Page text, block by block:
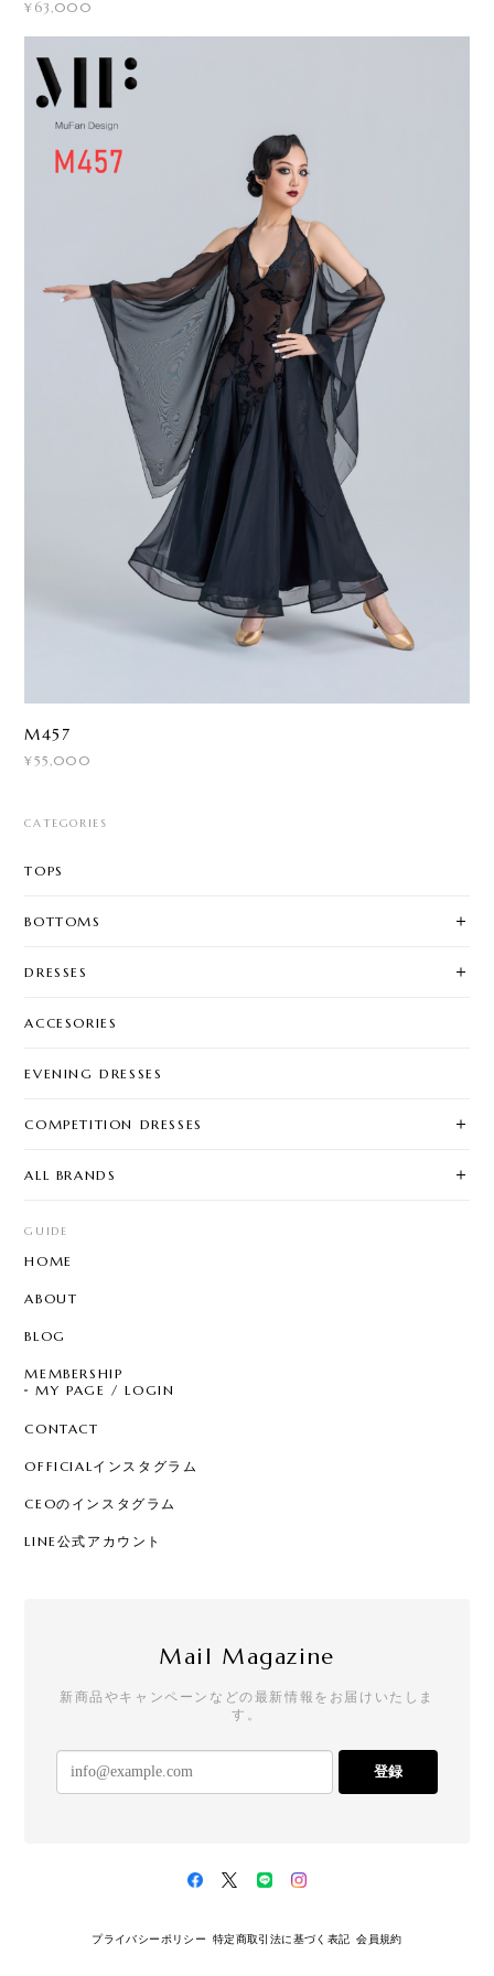
¥63,000
M457
¥55,000
CATEGORIES
TOPS
BOTTOMS
DRESSES
ACCESORIES
EVENING DRESSES
COMPETITION DRESSES
ALL BRANDS
GUIDE
HOME
ABOUT
BLOG
MEMBERSHIP
MY PAGE / LOGIN
CONTACT
OFFICIALインスタグラム
CEOのインスタグラム
LINE公式アカウント
Mail Magazine
新商品やキャンペーンなどの最新情報をお届けいたしま
す。
登録
プライバシーポリシー 特定商取引法に基づく表記 会員規約